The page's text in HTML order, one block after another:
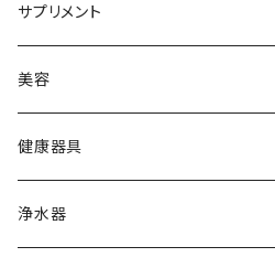
黒酢
食用油
調味料
自然食品
サプリメント
アミノ酸
ビタミン
ミネラル
美容
スキンケア
ヘアケア
健康器具
吸い玉医療器
浄水器